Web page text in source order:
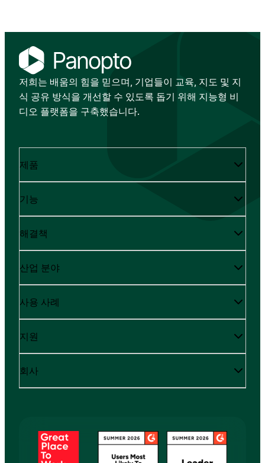
저희는 배움의 힘을 믿으며, 기업들이 교육, 지도 및 지
식 공유 방식을 개선할 수 있도록 돕기 위해 지능형 비
디오 플랫폼을 구축했습니다.
제품
기능
해결책
산업 분야
사용 사례
지원
회사